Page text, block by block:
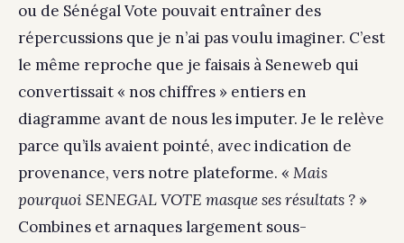
ou de Sénégal Vote pouvait entraîner des
répercussions que je n’ai pas voulu imaginer. C’est
le même reproche que je faisais à Seneweb qui
convertissait « nos chiffres » entiers en
diagramme avant de nous les imputer. Je le relève
parce qu’ils avaient pointé, avec indication de
provenance, vers notre plateforme. « Mais
pourquoi SENEGAL VOTE masque ses résultats ? »
Combines et arnaques largement sous-